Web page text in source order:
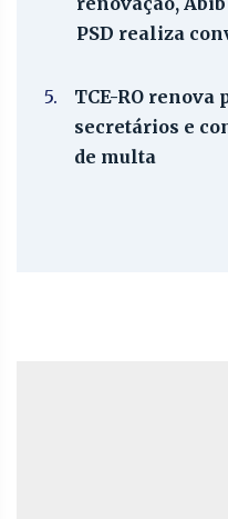
PSD realiza
5.
TCE-RO
secretários e
de multa